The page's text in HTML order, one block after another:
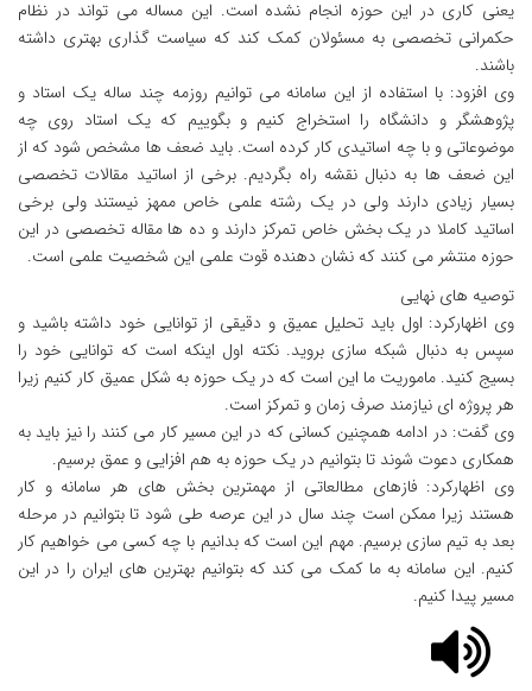
یعنی کاری در این حوزه انجام نشده است. این مساله می تواند در نظام
حکمرانی تخصصی به مسئولان کمک کند که سیاست گذاری بهتری داشته
باشند.
وی افزود: با استفاده از این سامانه می توانیم روزمه چند ساله یک استاد و
پژوهشگر و دانشگاه را استخراج کنیم و بگوییم که یک استاد روی چه
موضوعاتی و با چه اساتیدی کار کرده است. باید ضعف ها مشخص شود که از
این ضعف ها به دنبال نقشه راه بگردیم. برخی از اساتید مقالات تخصصی
بسیار زیادی دارند ولی در یک رشته علمی خاص ممهز نیستند ولی برخی
اساتید کاملا در یک بخش خاص تمرکز دارند و ده ها مقاله تخصصی در این
حوزه منتشر می کنند که نشان دهنده قوت علمی این شخصیت علمی است.
توصیه های نهایی
وی اظهارکرد: اول باید تحلیل عمیق و دقیقی از توانایی خود داشته باشید و
سپس به دنبال شبکه سازی بروید. نکته اول اینکه است که توانایی خود را
بسیج کنید. ماموریت ما این است که در یک حوزه به شکل عمیق کار کنیم زیرا
هر پروژه ای نیازمند صرف زمان و تمرکز است.
وی گفت: در ادامه همچنین کسانی که در این مسیر کار می کنند را نیز باید به
همکاری دعوت شوند تا بتوانیم در یک حوزه به هم افزایی و عمق برسیم.
وی اظهارکرد: فازهای مطالعاتی از مهمترین بخش های هر سامانه و کار
هستند زیرا ممکن است چند سال در این عرصه طی شود تا بتوانیم در مرحله
بعد به تیم سازی برسیم. مهم این است که بدانیم با چه کسی می خواهیم کار
کنیم. این سامانه به ما کمک می کند که بتوانیم بهترین های ایران را در این
مسیر پیدا کنیم.